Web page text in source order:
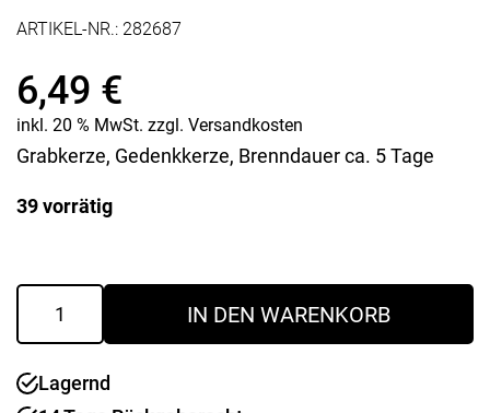
ARTIKEL-NR.: 282687
6,49 €
inkl. 20 % MwSt. zzgl. Versandkosten
Grabkerze, Gedenkkerze, Brenndauer ca. 5 Tage
39 vorrätig
Gedenkkerze
5
Motiv:
IN DEN WARENKORB
Lagernd